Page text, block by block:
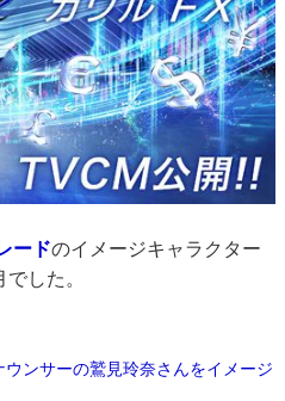
ードのイメージキャラクター
した。
ンサーの鷲見玲奈さんをイメージ